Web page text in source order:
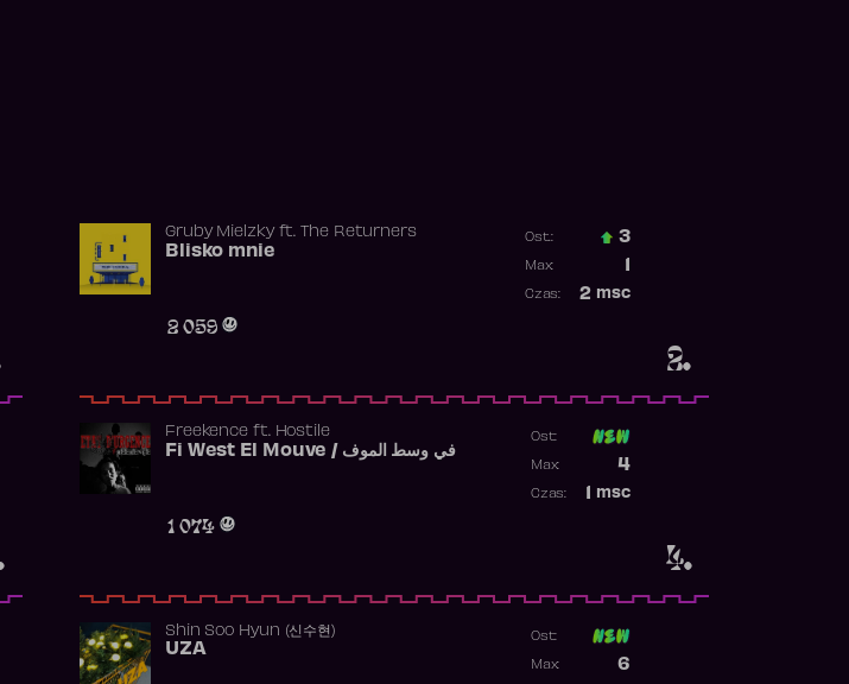
2.
Gruby Mielzkyft. The Returners
Blisko mnie
2 059
Ost.: 3
Max:
2 msc
Czas:
4.
Freekence ft. Hostile
Fi West El Mouve / في وسط الموف
1 074
Ost:
4
Max:
msc
Czas:
Shin Soo Hyun (신수현)
UZA
Ost:
6
Max: